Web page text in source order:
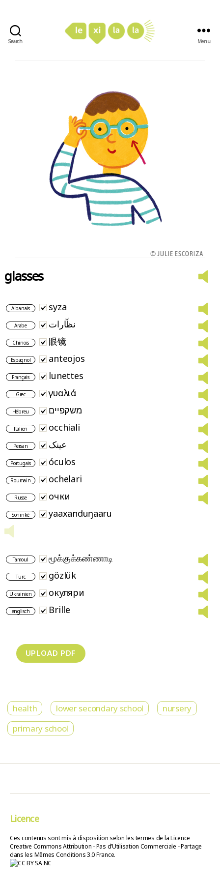
Search Menu
glasses
Albanais syza
Arabe نظّارات
Chinois 眼镜
Espagnol anteojos
Français lunettes
Grec γυαλιά
Hébreu משקפיים
Italien occhiali
Persan عینک
Portugais óculos
Roumain ochelari
Russe очки
Soninké yaaxanduŋaaru
Tamoul மூக்குக்கண்ணாடி
Turc gözlük
Ukrainien окуляри
englisch Brille
health lower secondary school
nursery
primary school
Licence
Ces contenus sont mis à disposition selon les termes de la Licence
Creative Commons Attribution - Pas d’Utilisation Commerciale - Partage
dans les Mêmes Conditions 3.0 France.